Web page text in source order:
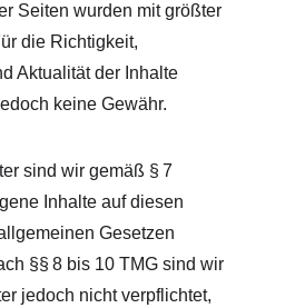
Seiten wurden mit größter
die Richtigkeit,
Aktualität der Inhalte
keine Gewähr.
sind wir gemäß § 7
Inhalte auf diesen
Gesetzen
§§ 8 bis 10 TMG sind wir
jedoch nicht verpflichtet,